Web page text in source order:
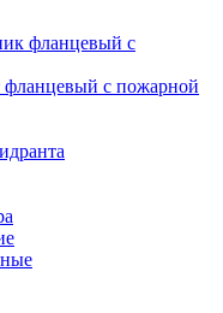
фланцевый с
с пожарной